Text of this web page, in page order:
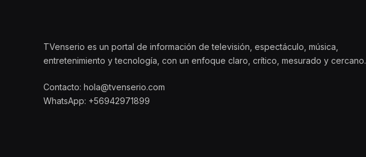
TVenserio es un portal de información de televisión, espectáculo, música,
entretenimiento y tecnología, con un enfoque claro, crítico, mesurado y cercano.
Contacto: hola@tvenserio.com
WhatsApp: +56942971899